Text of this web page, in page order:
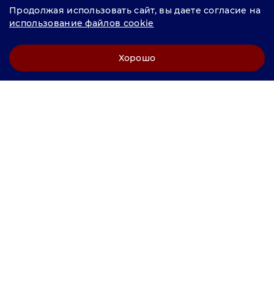
© «Велунд нержавейка» 2025, Разработка и комплексное
продвижение " LCAgency"
Продолжая использовать сайт, вы даете согласие на
использование файлов cookie
Хорошо